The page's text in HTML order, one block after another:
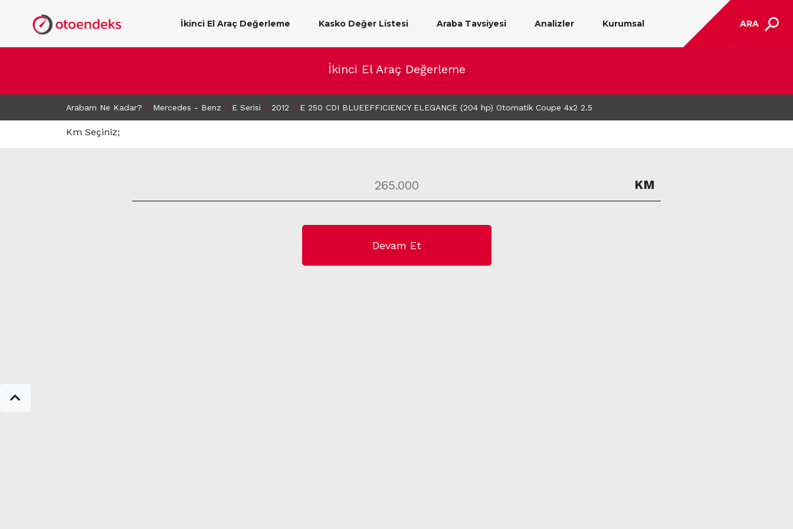
İkinci El Araç Değerleme Kasko Değer Listesi Araba Tavsiyesi Analizler Kurumsal ARA
İkinci El Araç Değerleme
Arabam Ne Kadar? > Mercedes - Benz > E Serisi > 2012 > E 250 CDI BLUEEFFICIENCY ELEGANCE (204 hp) Otomatik Coupe 4x2 2.5
Km Seçiniz;
KM
Devam Et